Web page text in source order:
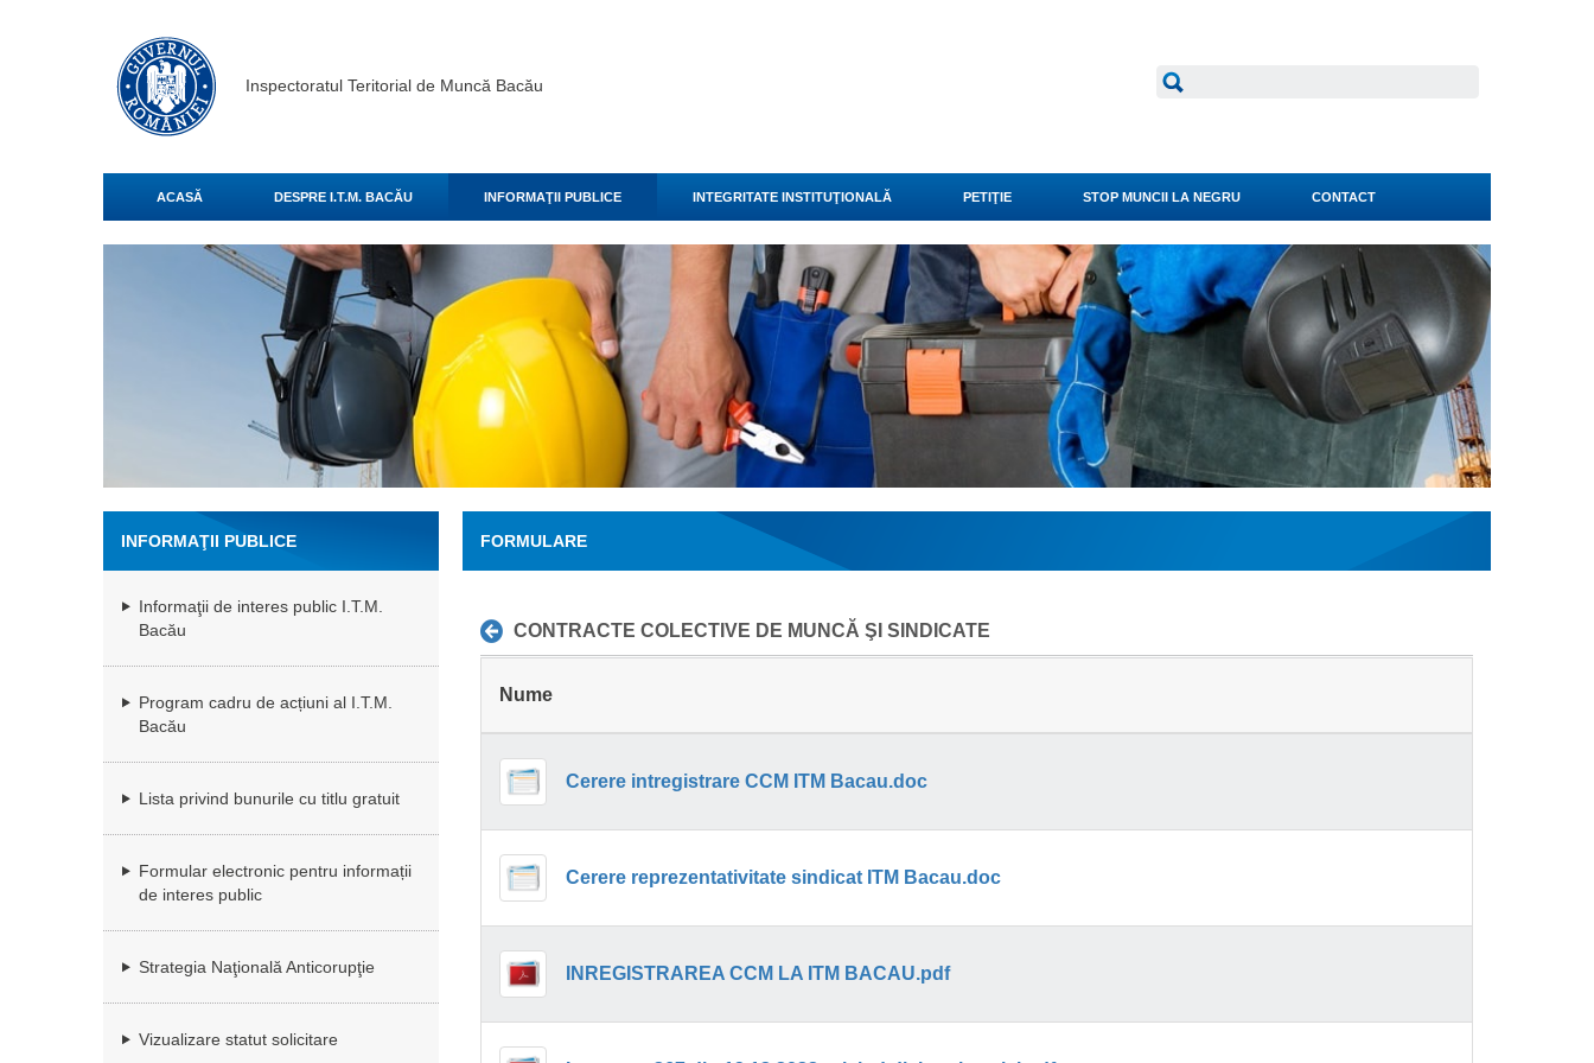
Inspectoratul Teritorial de Muncă Bacău
ACASĂ DESPRE I.T.M. BACĂU INFORMAŢII PUBLICE INTEGRITATE INSTITUŢIONALĂ PETIŢIE STOP MUNCII LA NEGRU CONTACT
INFORMAŢII PUBLICE
Informaţii de interes public I.T.M.
Bacău
Program cadru de acțiuni al I.T.M.
Bacău
Lista privind bunurile cu titlu gratuit
Formular electronic pentru informații
de interes public
Strategia Naţională Anticorupţie
Vizualizare statut solicitare
FORMULARE
CONTRACTE COLECTIVE DE MUNCĂ ŞI SINDICATE
Nume
Cerere intregistrare CCM ITM Bacau.doc
Cerere reprezentativitate sindicat ITM Bacau.doc
INREGISTRAREA CCM LA ITM BACAU.pdf